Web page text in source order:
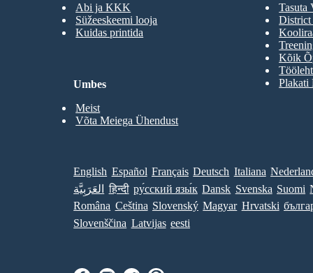
Abi ja KKK
Süžeeskeemi looja
Kuidas printida
Tasuta
District
Kõik
Plakati
Umbes
Meist
Võta Meiega Ühendust
English Español Français Deutsch Italiana
العَرَبِيَّة
हिन्दी ру́сский язы́к Dansk Svenska Suomi
Româna Ceština Slovenský Magyar Hrvatski
Slovenščina Latvijas eesti